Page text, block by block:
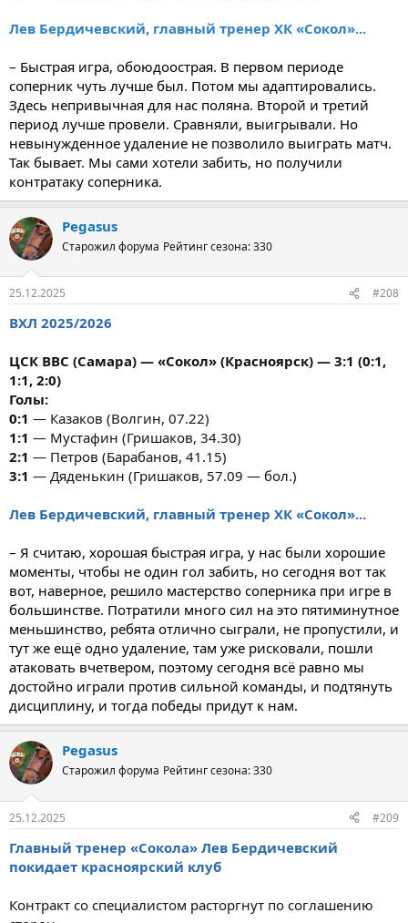
Лев Бердичевский, главный тренер ХК «Сокол»...
– Быстрая игра, обоюдоострая. В первом периоде
соперник чуть лучше был. Потом мы адаптировались.
Здесь непривычная для нас поляна. Второй и третий
период лучше провели. Сравняли, выигрывали. Но
невынужденное удаление не позволило выиграть матч.
Так бывает. Мы сами хотели забить, но получили
контратаку соперника.
Pegasus
Старожил форума Рейтинг сезона: 330
25.12.2025 #208
ВХЛ 2025/2026
ЦСК ВВС (Самара) — «Сокол» (Красноярск) — 3:1 (0:1,
1:1, 2:0)
Голы:
0:1 — Казаков (Волгин, 07.22)
1:1 — Мустафин (Гришаков, 34.30)
2:1 — Петров (Барабанов, 41.15)
3:1 — Дяденькин (Гришаков, 57.09 — бол.)
Лев Бердичевский, главный тренер ХК «Сокол»...
– Я считаю, хорошая быстрая игра, у нас были хорошие
моменты, чтобы не один гол забить, но сегодня вот так
вот, наверное, решило мастерство соперника при игре в
большинстве. Потратили много сил на это пятиминутное
меньшинство, ребята отлично сыграли, не пропустили, и
тут же ещё одно удаление, там уже рисковали, пошли
атаковать вчетвером, поэтому сегодня всё равно мы
достойно играли против сильной команды, и подтянуть
дисциплину, и тогда победы придут к нам.
Pegasus
Старожил форума Рейтинг сезона: 330
25.12.2025 #209
Главный тренер «Сокола» Лев Бердичевский
покидает красноярский клуб
Контракт со специалистом расторгнут по соглашению